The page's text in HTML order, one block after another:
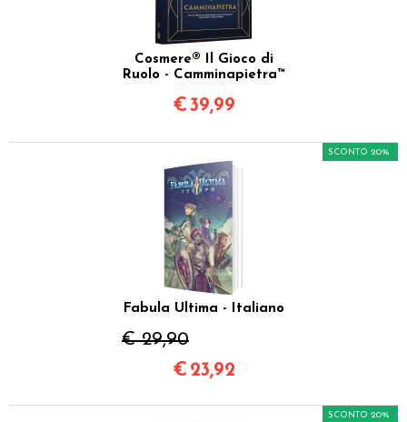
Cosmere® Il Gioco di
Ruolo - Camminapietra™
€39,99
Fabula Ultima - Italiano
€ 29,90
SCONTO 20%
€ 23,92
SCONTO 20%